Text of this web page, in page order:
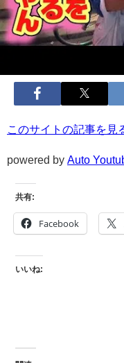
このサイトの記事を見
powered by Auto
共有:
Facebook
いいね: